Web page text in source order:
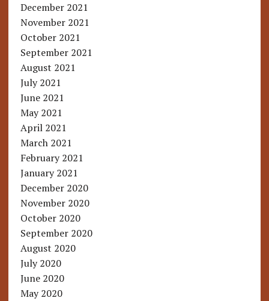
December 2021
November 2021
October 2021
September 2021
August 2021
July 2021
June 2021
May 2021
April 2021
March 2021
February 2021
January 2021
December 2020
November 2020
October 2020
September 2020
August 2020
July 2020
June 2020
May 2020